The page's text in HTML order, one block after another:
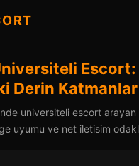
Escort:
Derin Katmanlar
universiteli escort arayan
uyumu ve net iletisim